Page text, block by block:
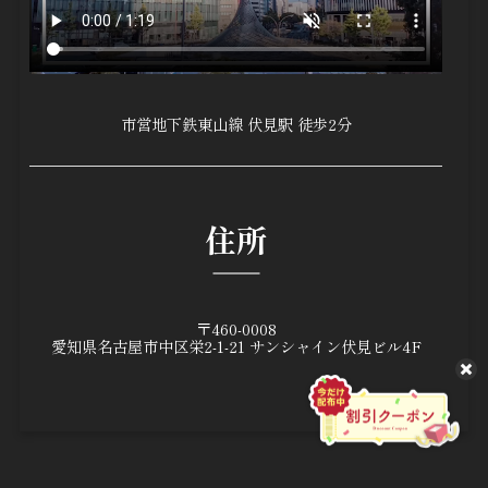
市営地下鉄東山線 伏見駅 徒歩2分
住所
〒460-0008
愛知県名古屋市中区栄2-1-21 サンシャイン伏見ビル4F